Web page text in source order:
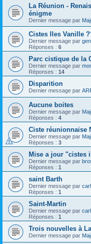
La Réunion -
énigme
Dernier message par
Cistes Iles Vanille
Dernier message par
Réponses : 6
Parc cistique de la
Dernier message par
Réponses : 14
Disparition
Dernier message par
Aucune boites
Dernier message par
Réponses : 4
Ciste réunionnaise
Dernier message par
Réponses : 3
Mise a jour "cistes
Dernier message par
Réponses : 1
saint Barth
Dernier message par
Réponses : 1
Saint-Martin
Dernier message par
Réponses : 1
Trois nouvelles à
Dernier message par